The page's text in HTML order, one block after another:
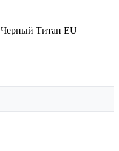
Черный Титан EU